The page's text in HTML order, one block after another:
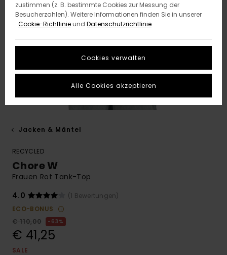
Jacken & Mäntel
RECYCLED
Chore W
Frauen Rot Tank-Top
4.0
(1 Bewertungen)
ECO-BONUS
€ 110,00
63%
€ 41,25
SALE
zustimmen (z. B. bestimmte Cookies zur Messung der
Besucherzahlen). Weitere Informationen finden Sie in unserer
: Cookie-Richtlinieund Datenschutzrichtlinie
Cookies verwalten
Alle Cookies akzeptieren